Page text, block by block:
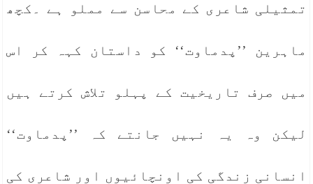
تمثیلی شاعری کے محاسن سے مملو ہے ۔کچھ
ماہرین ’’پدماوت‘‘ کو داستان کہہ کر اس
میں صرف تاریخیت کے پہلو تلاش کرتے ہیں
لیکن وہ یہ نہیں جانتے کہ ’’پدماوت‘‘
انسانی زندگی کی اونچائیوں اور شاعری کی